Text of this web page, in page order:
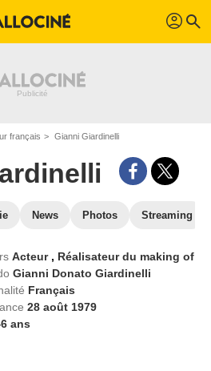
profil search
français Gianni Giardinelli
News Photos Streaming
Acteur , Réalisateur du making of
Gianni Donato Giardinelli
Français
28 août 1979
ans